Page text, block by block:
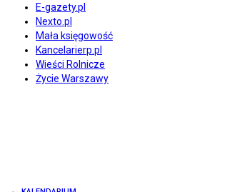
E-gazety.pl
Nexto.pl
Mała księgowość
Kancelarierp.pl
Wieści Rolnicze
Życie Warszawy